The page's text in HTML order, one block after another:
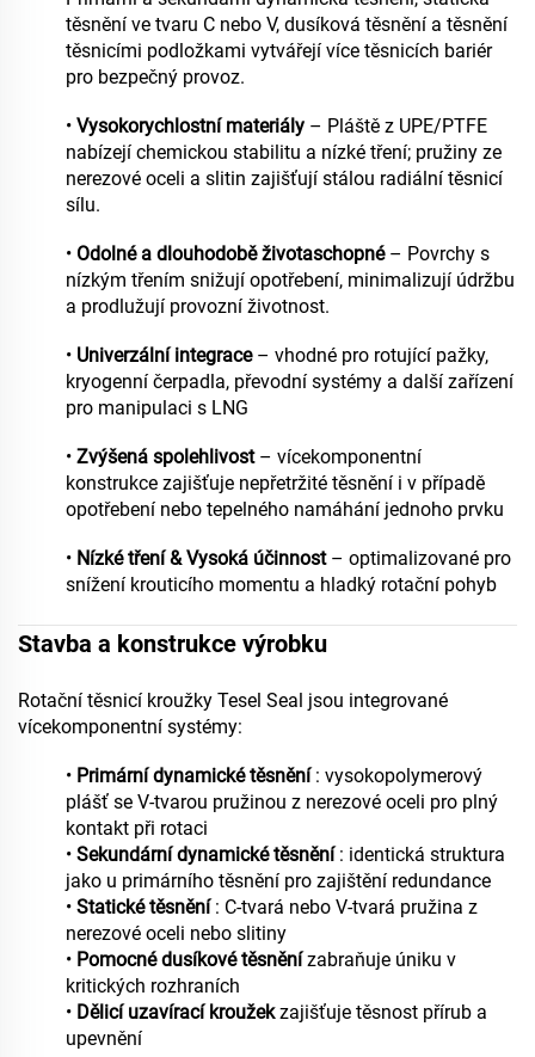
těsnění ve tvaru C nebo V, dusíková těsnění a těsnění
těsnicími podložkami vytvářejí více těsnicích bariér
pro bezpečný provoz.
• Vysokorychlostní materiály – Pláště z UPE/PTFE
nabízejí chemickou stabilitu a nízké tření; pružiny ze
nerezové oceli a slitin zajišťují stálou radiální těsnicí
sílu.
• Odolné a dlouhodobě životaschopné – Povrchy s
nízkým třením snižují opotřebení, minimalizují údržbu
a prodlužují provozní životnost.
• Univerzální integrace – vhodné pro rotující pažky,
kryogenní čerpadla, převodní systémy a další zařízení
pro manipulaci s LNG
• Zvýšená spolehlivost – vícekomponentní
konstrukce zajišťuje nepřetržité těsnění i v případě
opotřebení nebo tepelného namáhání jednoho prvku
• Nízké tření & Vysoká účinnost – optimalizované pro
snížení krouticího momentu a hladký rotační pohyb
Stavba a konstrukce výrobku
Rotační těsnicí kroužky Tesel Seal jsou integrované
vícekomponentní systémy:
• Primární dynamické těsnění : vysokopolymerový
plášť se V-tvarou pružinou z nerezové oceli pro plný
kontakt při rotaci
• Sekundární dynamické těsnění : identická struktura
jako u primárního těsnění pro zajištění redundance
• Statické těsnění : C-tvará nebo V-tvará pružina z
nerezové oceli nebo slitiny
• Pomocné dusíkové těsněnízabraňuje úniku v
kritických rozhraních
• Dělicí uzavírací kroužekzajišťuje těsnost přírub a
upevnění